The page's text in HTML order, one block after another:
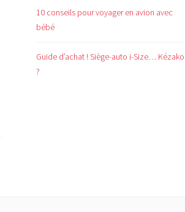
10 conseils pour voyager en avion avec
bébé
Guide d’achat ! Siège-auto i-Size… Kézako
?